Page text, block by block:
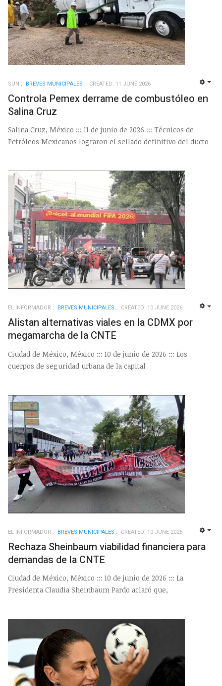
SUN BREVES MUNICIPALES CREATED: 11 JUNE 2026
Controla Pemex derrame de combustóleo en
Salina Cruz
Salina Cruz, México ::: 11 de junio de 2026 ::: Técnicos de
Petróleos Mexicanos lograron el sellado definitivo del ducto
EL INFORMADOR BREVES MUNICIPALES CREATED: 10 JUNE 2026
Alistan alternativas viales en la CDMX por
megamarcha de la CNTE
Ciudad de México, México ::: 10 de junio de 2026 ::: Los
cuerpos de seguridad urbana de la capital
EL INFORMADOR BREVES MUNICIPALES CREATED: 10 JUNE 2026
Rechaza Sheinbaum viabilidad financiera para
demandas de la CNTE
Ciudad de México, México ::: 10 de junio de 2026 ::: La
Presidenta Claudia Sheinbaum Pardo aclaró que,